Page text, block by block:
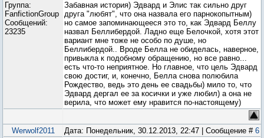
Группа:
FanfictionGroup
Сообщений:
23235
Забавная история) Эдвард и Элис так сильно друг
друга "любят", что она назвала его парнокопытным)
но самое запоминающееся это то, как Эдвард Беллу
назвал Беллибердой. Ладно еще Белочкой, хотя этот
вариант мне тоже не особо по душе, но
Беллибердой.. Вроде Белла не обиделась, наверное,
привыкла к подобному обращению, но все равно...
есть что-то неприятное. Но главное, что цель Эдвард
свою достиг, и, конечно, Белла снова полюбила
Рождество, ведь это день ее свадьбы) мило то, что
Эдвард дергал ее за косички и уже любил) а она не
верила, что может ему нравится по-настоящему)
Werwolf2011 Дата: Понедельник, 30.12.2013, 22:47 | Сообщение # 6